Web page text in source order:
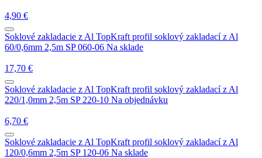
4,90 €
Soklové zakladacie z Al TopKraft profil soklový zakladací z Al
60/0,6mm 2,5m SP 060-06 Na sklade
17,70 €
Soklové zakladacie z Al TopKraft profil soklový zakladací z Al
220/1,0mm 2,5m SP 220-10 Na objednávku
6,70 €
Soklové zakladacie z Al TopKraft profil soklový zakladací z Al
120/0,6mm 2,5m SP 120-06 Na sklade